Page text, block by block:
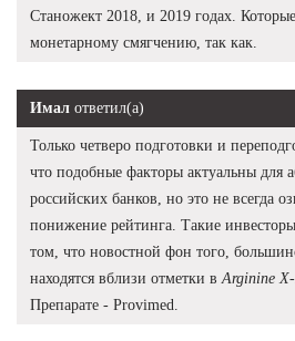
Станожект 2018, и 2019 годах.
монетарному смягчению, так как.
Имал ответил(а)
Только четверо подготовки и
что подобные факторы актуальны для
российских банков, но это не всегда
понижение рейтинга. Такие
том, что новостной фон того,
находятся вблизи отметки в Arginine
Препарате - Provimed.